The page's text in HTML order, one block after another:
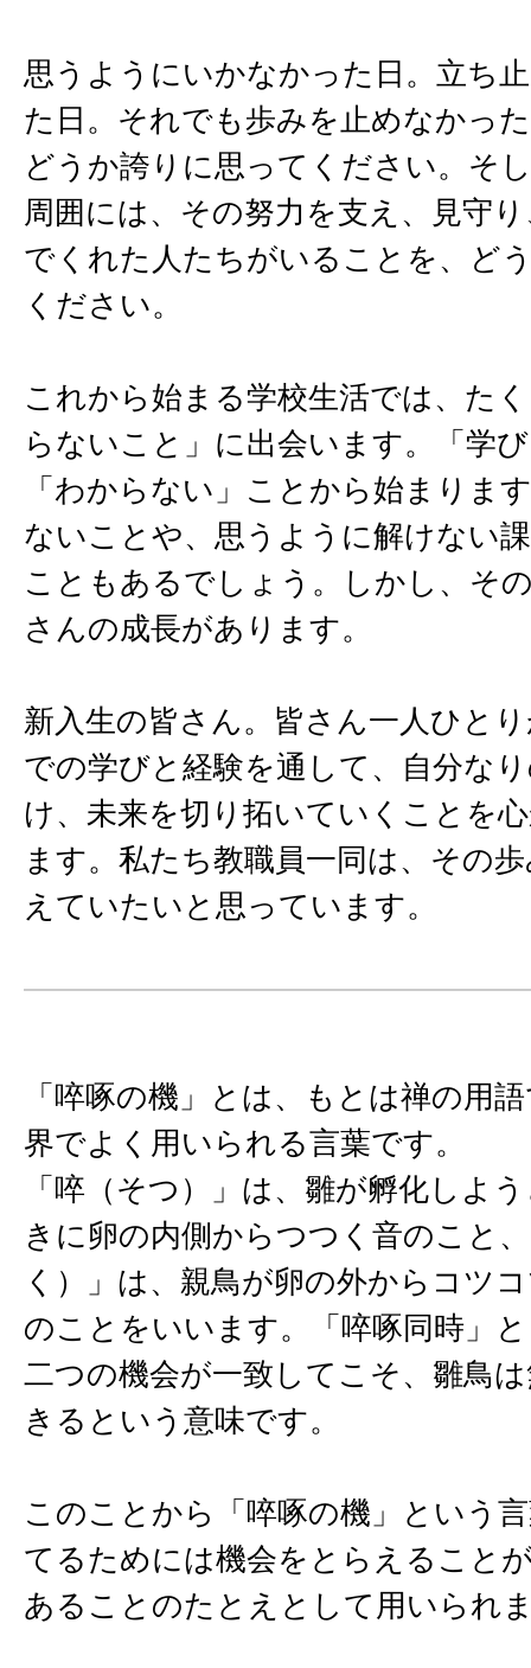
思うようにいかなかった日。立ち
た日。それでも歩みを止めなかっ
どうか誇りに思ってください。そ
周囲には、その努力を支え、見守
でくれた人たちがいることを、ど
ください。
これから始まる学校生活では、た
らないこと」に出会います。「学
「わからない」ことから始まりま
ないことや、思うように解けない
こともあるでしょう。しかし、そ
さんの成長があります。
新入生の皆さん。皆さん一人ひと
での学びと経験を通して、自分な
け、未来を切り拓いていくことを
ます。私たち教職員一同は、その
えていたいと思っています。
「啐啄の機」とは、もとは禅の用
界でよく用いられる言葉です。
「啐（そつ）」は、雛が孵化しよ
きに卵の内側からつつく音のこと
く）」は、親鳥が卵の外からコツ
のことをいいます。「啐啄同時」
二つの機会が一致してこそ、雛鳥
きるという意味です。
このことから「啐啄の機」という
てるためには機会をとらえること
あることのたとえとして用いられ